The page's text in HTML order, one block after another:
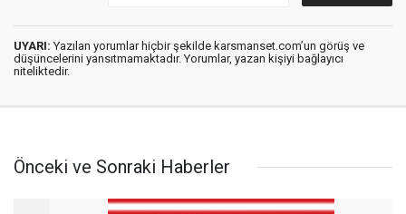
UYARI: Yazılan yorumlar hiçbir şekilde karsmanset.com’un görüş ve
düşüncelerini yansıtmamaktadır. Yorumlar, yazan kişiyi bağlayıcı
niteliktedir.
Önceki ve Sonraki Haberler